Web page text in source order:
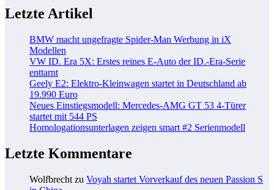
Letzte Artikel
BMW macht ungefragte Spider-Man Werbung in iX
Modellen
VW ID. Era 5X: Erstes reines E-Auto der ID.-Era-Serie
enttarnt
Geely E2: Elektro-Kleinwagen startet in Deutschland ab
19.990 Euro
Neues Einstiegsmodell: Mercedes-AMG GT 53 4-Türer
startet mit 544 PS
Homologationsunterlagen zeigen smart #2 Serienmodell
Letzte Kommentare
Wolfbrecht zu Voyah startet Vorverkauf des neuen Passion S